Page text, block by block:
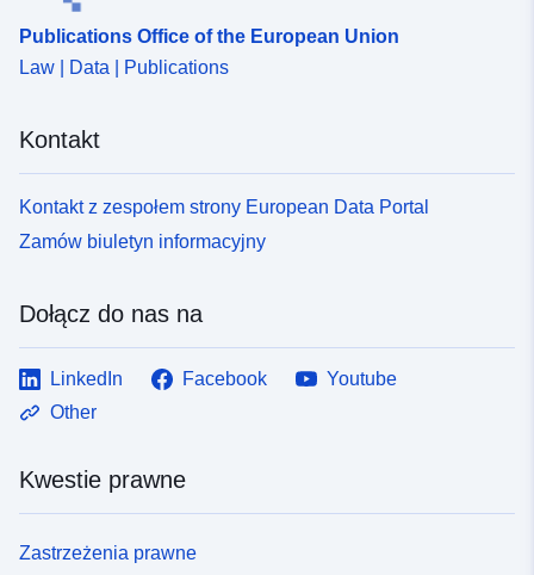
Publications Office of the European Union
Law | Data | Publications
Kontakt
Kontakt z zespołem strony European Data Portal
Zamów biuletyn informacyjny
Dołącz do nas na
LinkedIn Facebook
Youtube
Other
Kwestie prawne
Zastrzeżenia prawne